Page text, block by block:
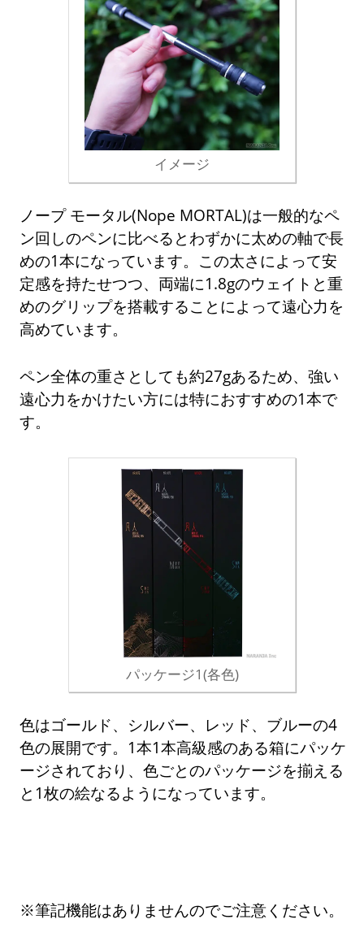
イメージ
ノープ モータル(Nope MORTAL)は一般的なペ
ン回しのペンに比べるとわずかに太めの軸で長
めの1本になっています。この太さによって安
定感を持たせつつ、両端に1.8gのウェイトと重
めのグリップを搭載することによって遠心力を
高めています。
ペン全体の重さとしても約27gあるため、強い
遠心力をかけたい方には特におすすめの1本で
す。
パッケージ1(各色)
色はゴールド、シルバー、レッド、ブルーの4
色の展開です。1本1本高級感のある箱にパッケ
ージされており、色ごとのパッケージを揃える
と1枚の絵なるようになっています。
※筆記機能はありませんのでご注意ください。